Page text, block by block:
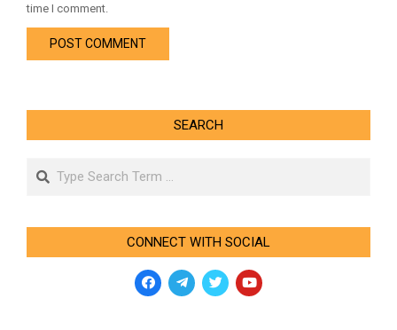
time I comment.
SEARCH
Search
CONNECT WITH SOCIAL